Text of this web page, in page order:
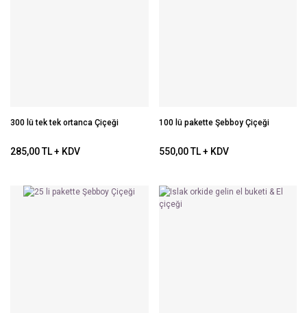
300 lü tek tek ortanca Çiçeği
285,00 TL + KDV
100 lü pakette Şebboy Çiçeği
550,00 TL + KDV